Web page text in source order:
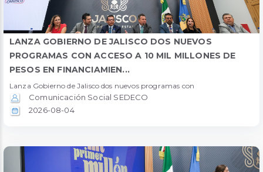
LANZA GOBIERNO DE JALISCO DOS NUEVOS
PROGRAMAS CON ACCESO A 10 MIL MILLONES DE
PESOS EN FINANCIAMIEN...
Lanza Gobierno de Jalisco dos nuevos programas con
Comunicación Social SEDECO
2026-08-04